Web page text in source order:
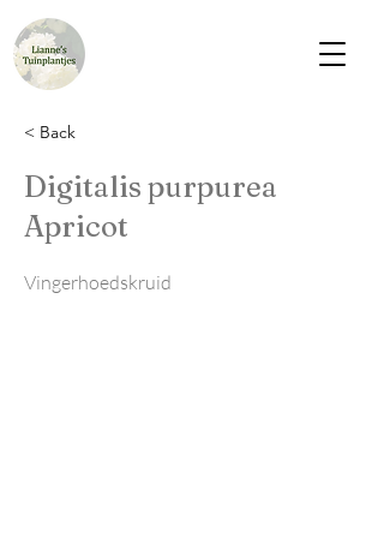
< Back
Digitalis purpurea
Apricot
Vingerhoedskruid